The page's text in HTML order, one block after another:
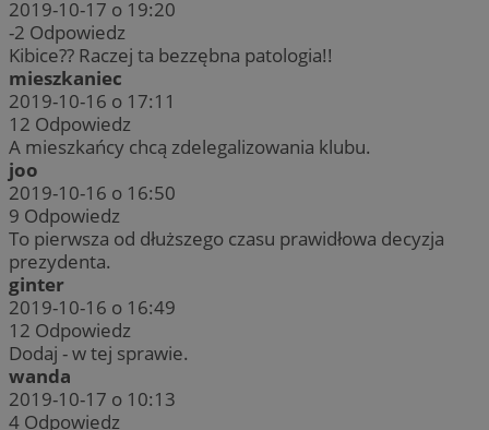
2019-10-17 o 19:20
-2 Odpowiedz
Kibice?? Raczej ta bezzębna patologia!!
mieszkaniec
2019-10-16 o 17:11
12 Odpowiedz
A mieszkańcy chcą zdelegalizowania klubu.
joo
2019-10-16 o 16:50
9 Odpowiedz
To pierwsza od dłuższego czasu prawidłowa decyzja
prezydenta.
ginter
2019-10-16 o 16:49
12 Odpowiedz
Dodaj - w tej sprawie.
wanda
2019-10-17 o 10:13
4 Odpowiedz